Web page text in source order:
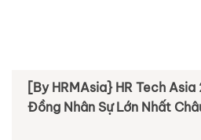
[By HRMAsia} HR Tech
Đồng Nhân Sự Lớn Nhất